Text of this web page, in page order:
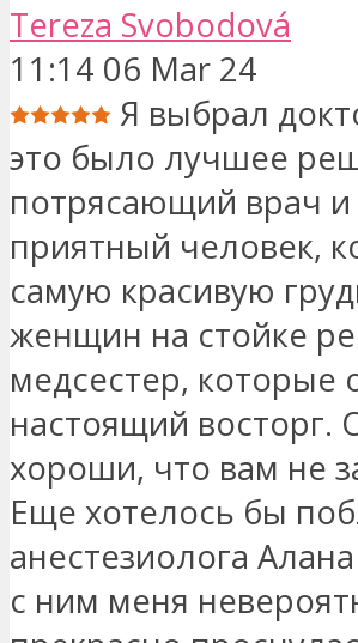
Tereza Svobodová
11:14 06 Mar 24
Я выбрал
это было лучшее
потрясающий врач и
приятный человек,
самую красивую
женщин на стойке
медсестер, которые
настоящий восторг.
хороши, что вам не
Еще хотелось бы
анестезиолога
с ним меня